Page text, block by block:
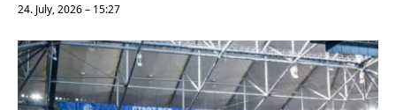
24. July, 2026 – 15:27